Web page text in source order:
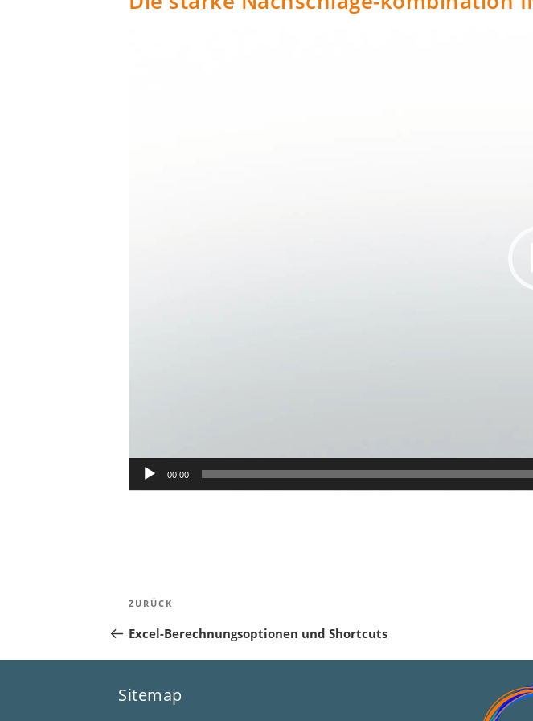
00:00
Beitragsnavigation
Vorheriger
ZURÜCK
Excel-Berechnungsoptionen und Shortcuts
Sitemap